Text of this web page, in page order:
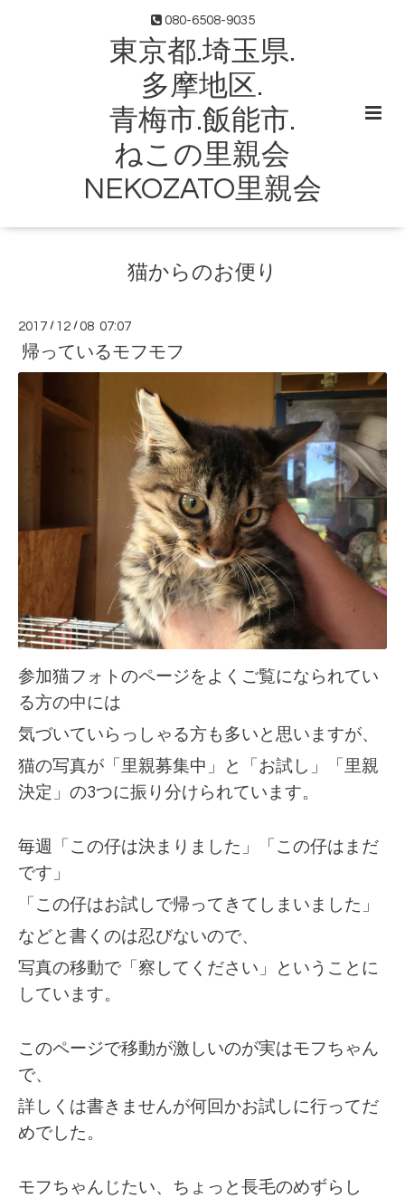
080-6508-9035
東京都.埼玉県.
多摩地区.
青梅市.飯能市.
ねこの里親会
NEKOZATO里親会
猫からのお便り
2017 / 12 /08 07:07
帰っているモフモフ
参加猫フォトのページをよくご覧になられてい
る方の中には
気づいていらっしゃる方も多いと思いますが、
猫の写真が「里親募集中」と「お試し」「里親
決定」の3つに振り分けられています。
毎週「この仔は決まりました」「この仔はまだ
です」
「この仔はお試しで帰ってきてしまいました」
などと書くのは忍びないので、
写真の移動で「察してください」ということに
しています。
このページで移動が激しいのが実はモフちゃん
で、
詳しくは書きませんが何回かお試しに行ってだ
めでした。
モフちゃんじたい、ちょっと長毛のめずらし